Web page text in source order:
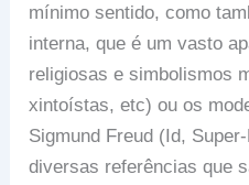
mínimo sentido, como
interna, que é um vasto
religiosas e simbolismos
xintoístas, etc) ou os
Sigmund Freud (Id,
diversas referências que